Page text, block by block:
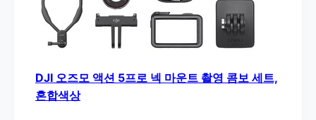
DJI 오즈모 액션 5프로 넥 마운트 촬영 콤보 세트,
혼합색상